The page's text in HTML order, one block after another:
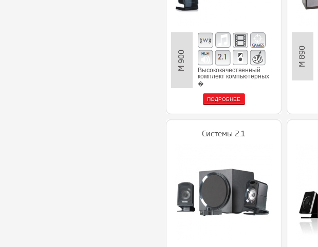
M 900
Высококачественный
комплект компьютерных
�
ПОДРОБНЕЕ
M 890
Системы 2.1